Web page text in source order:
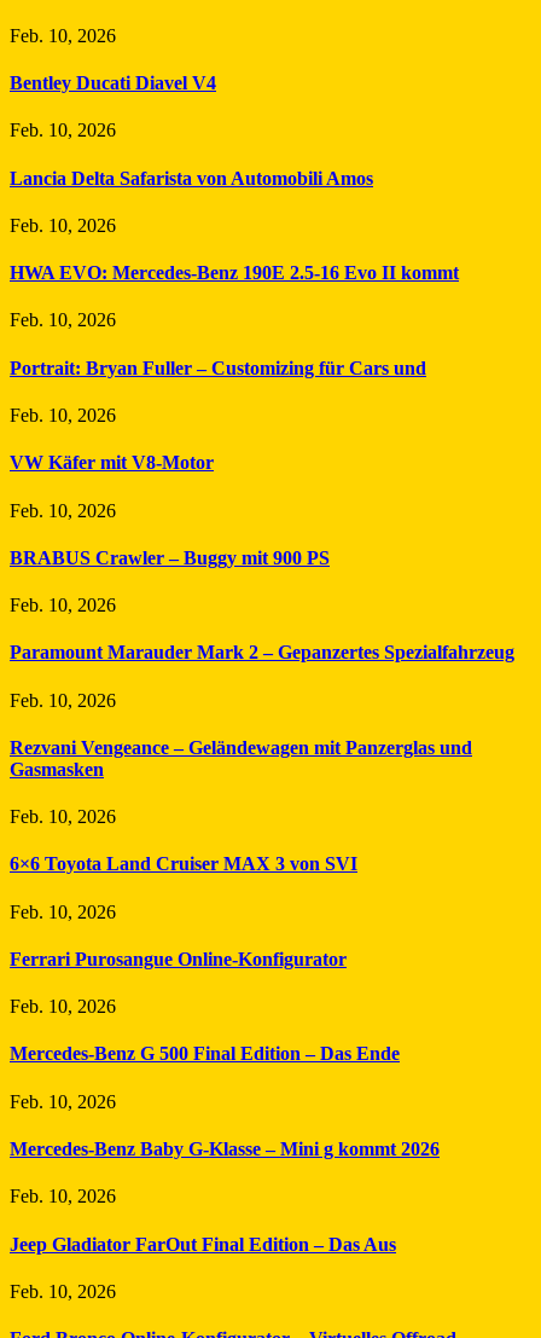
Feb. 10, 2026
Bentley Ducati Diavel V4
Feb. 10, 2026
Lancia Delta Safarista von Automobili Amos
Feb. 10, 2026
HWA EVO: Mercedes-Benz 190E 2.5-16 Evo II kommt
Feb. 10, 2026
Portrait: Bryan Fuller – Customizing für Cars und
Feb. 10, 2026
VW Käfer mit V8-Motor
Feb. 10, 2026
BRABUS Crawler – Buggy mit 900 PS
Feb. 10, 2026
Paramount Marauder Mark 2 – Gepanzertes Spezialfahrzeug
Feb. 10, 2026
Rezvani Vengeance – Geländewagen mit Panzerglas und
Gasmasken
Feb. 10, 2026
6×6 Toyota Land Cruiser MAX 3 von SVI
Feb. 10, 2026
Ferrari Purosangue Online-Konfigurator
Feb. 10, 2026
Mercedes-Benz G 500 Final Edition – Das Ende
Feb. 10, 2026
Mercedes-Benz Baby G-Klasse – Mini g kommt 2026
Feb. 10, 2026
Jeep Gladiator FarOut Final Edition – Das Aus
Feb. 10, 2026